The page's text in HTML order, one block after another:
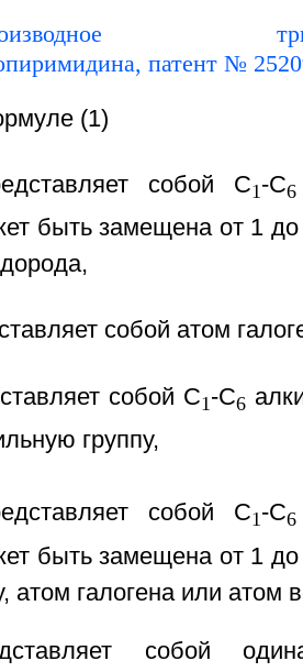
(1)
собой С1-С6
быть замещена от 1
собой атом
собой С1-С6
группу,
собой С1-С6
быть замещена от 1
атом галогена или атом
собой